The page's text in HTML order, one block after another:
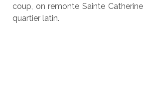
coup, on remonte Sainte
quartier latin.